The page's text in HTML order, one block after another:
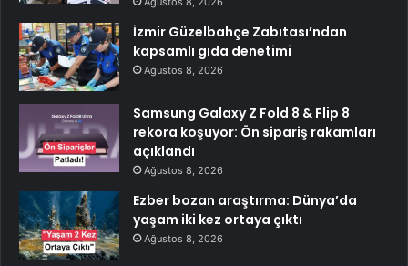
İzmir Güzelbahçe Zabıtası’ndan
kapsamlı gıda denetimi
Ağustos 8, 2026
Samsung Galaxy Z Fold 8 & Flip 8
rekora koşuyor: Ön sipariş rakamları
açıklandı
Ağustos 8, 2026
Ezber bozan araştırma: Dünya’da
yaşam iki kez ortaya çıktı
Ağustos 8, 2026